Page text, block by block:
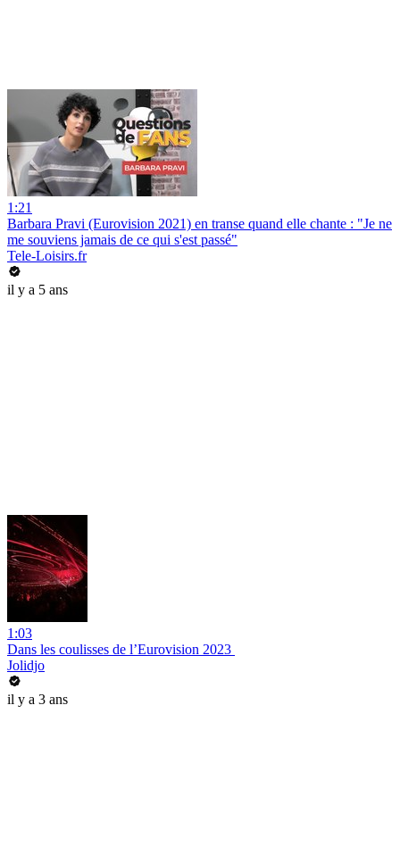
1:21
Barbara Pravi (Eurovision 2021) en transe quand elle chante : "Je ne
me souviens jamais de ce qui s'est passé"
Tele-Loisirs.fr
il y a 5 ans
1:03
Dans les coulisses de l’Eurovision 2023 ️
Jolidjo
il y a 3 ans